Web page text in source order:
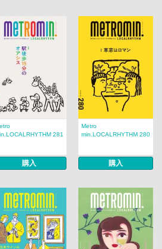
281
購入
Metro
min.LOCALRHYTHM 280
購入